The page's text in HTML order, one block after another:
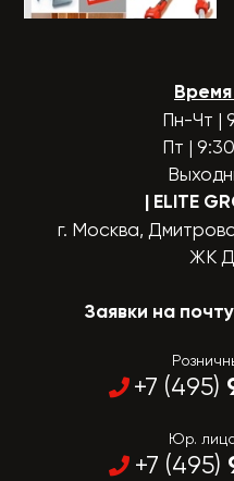
Пн-Чт |
Пт |
| ELITE
г. Москва,
ЖК
Заявки на
+7 (495)
Юр.
+7 (495)